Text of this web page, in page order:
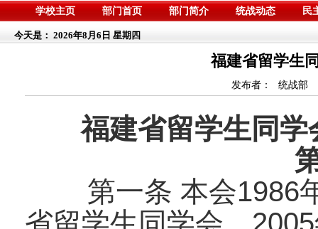
学校主页 部门首页 部门简介 统战动态 民
今天是： 2026年8月6日 星期四
福建省留学生
发布者： 统战部
福建省留学生同学
第一条 本会1986年